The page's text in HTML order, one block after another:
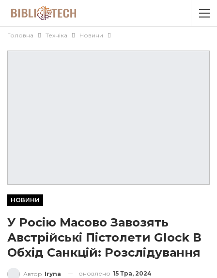
Головна Техніка Новини
НОВИНИ
У Росію Масово Завозять
Австрійські Пістолети Glock В
Обхід Санкцій: Розслідування
Автор Iryna оновлено 15 Тра, 2024